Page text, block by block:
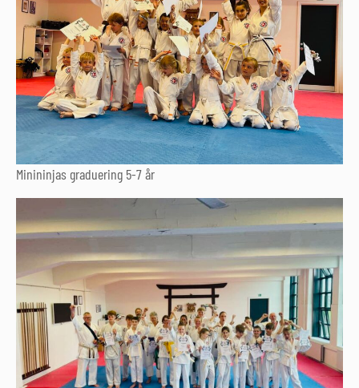
Minininjas graduering 5-7 år